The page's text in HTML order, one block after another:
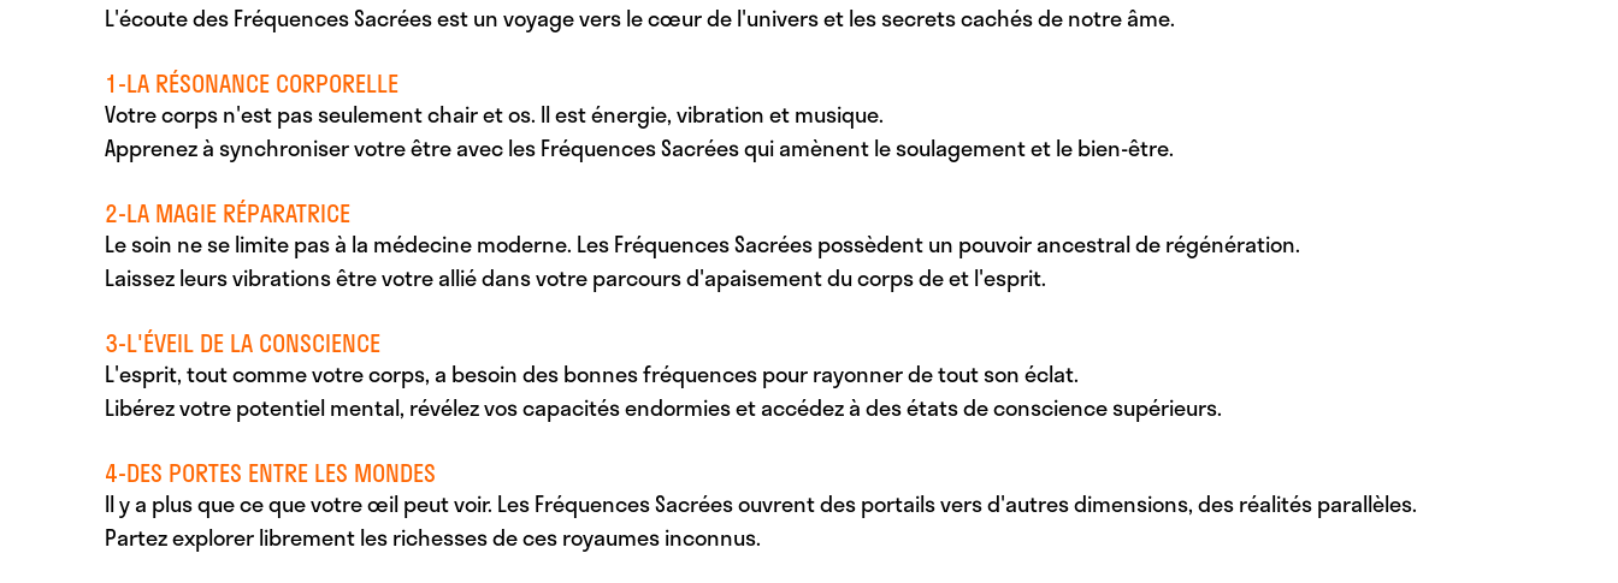
L'écoute des Fréquences Sacrées est un voyage vers le cœur de l'univers et les secrets cachés de notre âme.
1-LA RÉSONANCE CORPORELLE
Votre corps n'est pas seulement chair et os. Il est énergie, vibration et musique.
Apprenez à synchroniser votre être avec les Fréquences Sacrées qui amènent le soulagement et le bien-être.
2-LA MAGIE RÉPARATRICE
Le soin ne se limite pas à la médecine moderne. Les Fréquences Sacrées possèdent un pouvoir ancestral de régénération.
Laissez leurs vibrations être votre allié dans votre parcours d'apaisement du corps de et l'esprit.
3-L'ÉVEIL DE LA CONSCIENCE
L'esprit, tout comme votre corps, a besoin des bonnes fréquences pour rayonner de tout son éclat.
Libérez votre potentiel mental, révélez vos capacités endormies et accédez à des états de conscience supérieurs.
4-DES PORTES ENTRE LES MONDES
Il y a plus que ce que votre œil peut voir. Les Fréquences Sacrées ouvrent des portails vers d'autres dimensions, des réalités parallèles.
Partez explorer librement les richesses de ces royaumes inconnus.